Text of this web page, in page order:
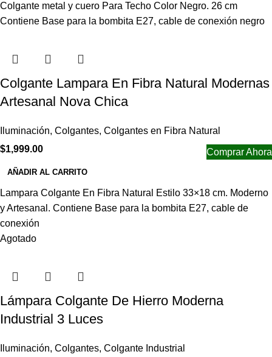
Colgante metal y cuero Para Techo Color Negro. 26 cm
Contiene Base para la bombita E27, cable de conexión negro
Colgante Lampara En Fibra Natural Modernas
Artesanal Nova Chica
Iluminación, Colgantes, Colgantes en Fibra Natural
$1,999.00 Comprar Ahora
AÑADIR AL CARRITO
Lampara Colgante En Fibra Natural Estilo 33×18 cm. Moderno
y Artesanal. Contiene Base para la bombita E27, cable de
conexión
Agotado
Lámpara Colgante De Hierro Moderna
Industrial 3 Luces
Iluminación, Colgantes, Colgante Industrial